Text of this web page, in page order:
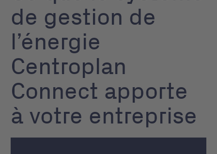
de gestion de
l’énergie
Centroplan
Connect apporte
à votre entreprise